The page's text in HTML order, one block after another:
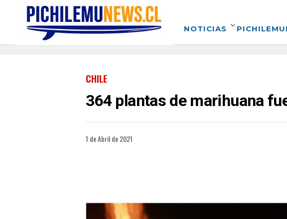
NOTICIAS
CHILE
364 plantas de marihuana
1 de Abril de 2021